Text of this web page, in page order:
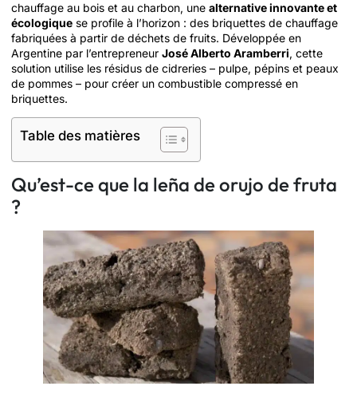
chauffage au bois et au charbon, une alternative innovante et
écologique se profile à l’horizon : des briquettes de chauffage
fabriquées à partir de déchets de fruits. Développée en
Argentine par l’entrepreneur José Alberto Aramberri, cette
solution utilise les résidus de cidreries – pulpe, pépins et peaux
de pommes – pour créer un combustible compressé en
briquettes.
Table des matières
Qu’est-ce que la leña de orujo de fruta
?